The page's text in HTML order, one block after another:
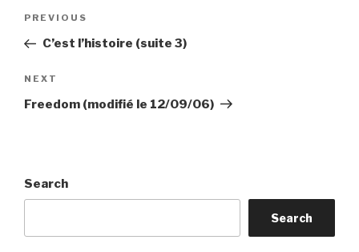
Previous
Post
PREVIOUS
C’est l’histoire (suite 3)
Next
Post
NEXT
Freedom (modifié le 12/09/06)
Search
Search